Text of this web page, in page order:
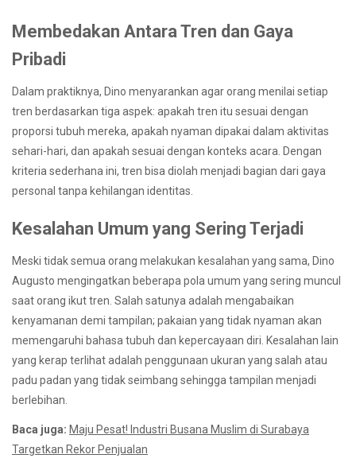
Membedakan Antara Tren dan Gaya
Pribadi
Dalam praktiknya, Dino menyarankan agar orang menilai setiap
tren berdasarkan tiga aspek: apakah tren itu sesuai dengan
proporsi tubuh mereka, apakah nyaman dipakai dalam aktivitas
sehari-hari, dan apakah sesuai dengan konteks acara. Dengan
kriteria sederhana ini, tren bisa diolah menjadi bagian dari gaya
personal tanpa kehilangan identitas.
Kesalahan Umum yang Sering Terjadi
Meski tidak semua orang melakukan kesalahan yang sama, Dino
Augusto mengingatkan beberapa pola umum yang sering muncul
saat orang ikut tren. Salah satunya adalah mengabaikan
kenyamanan demi tampilan; pakaian yang tidak nyaman akan
memengaruhi bahasa tubuh dan kepercayaan diri. Kesalahan lain
yang kerap terlihat adalah penggunaan ukuran yang salah atau
padu padan yang tidak seimbang sehingga tampilan menjadi
berlebihan.
Baca juga: Maju Pesat! Industri Busana Muslim di Surabaya
Targetkan Rekor Penjualan